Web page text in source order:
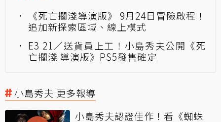
《死亡擱淺導演版》 9月24日冒險啟程！
追加新探索區域、線上模式
E3 21／送貨員上工！小島秀夫公開《死
亡擱淺 導演版》PS5發售確定
小島秀夫 更多報導
小島秀夫認證佳作！看《蜘蛛